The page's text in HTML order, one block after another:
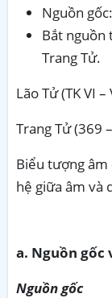
Nguồn
Bắt nguồn
Trang Tử.
Lão Tử (TK VI –
Trang Tử (369
Biểu tượng
hệ giữa âm và
a. Nguồn
Nguồn gốc